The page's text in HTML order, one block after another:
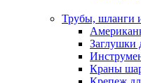
Трубы, шланги
Заглушки
Краны